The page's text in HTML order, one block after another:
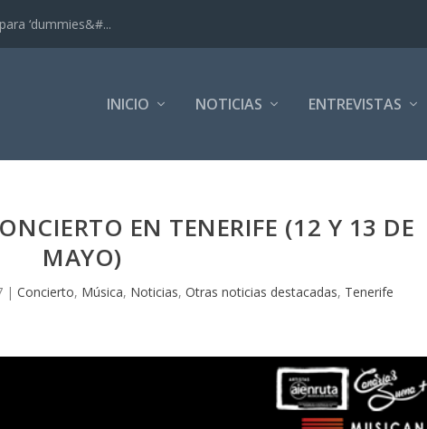
‘dummies&#...
INICIO NOTICIAS ENTREVISTAS
EN TENERIFE (12 Y 13 DE
MAYO)
| Concierto, Música, Noticias, Otras noticias destacadas, Tenerife